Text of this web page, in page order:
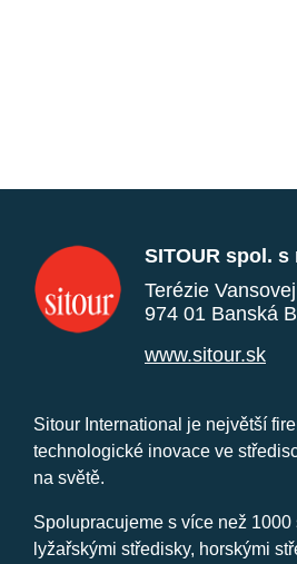
SITOUR spol. s
Terézie
974 01 Banská
www.sitour.sk
Sitour International je největší
technologické inovace ve
na světě.
Spolupracujeme s více než 1000
lyžařskými středisky, horskými